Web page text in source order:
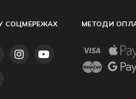
СОЦМЕРЕЖАХ МЕТОДИ